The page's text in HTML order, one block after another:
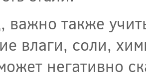
важно также
влаги, соли,
негативно